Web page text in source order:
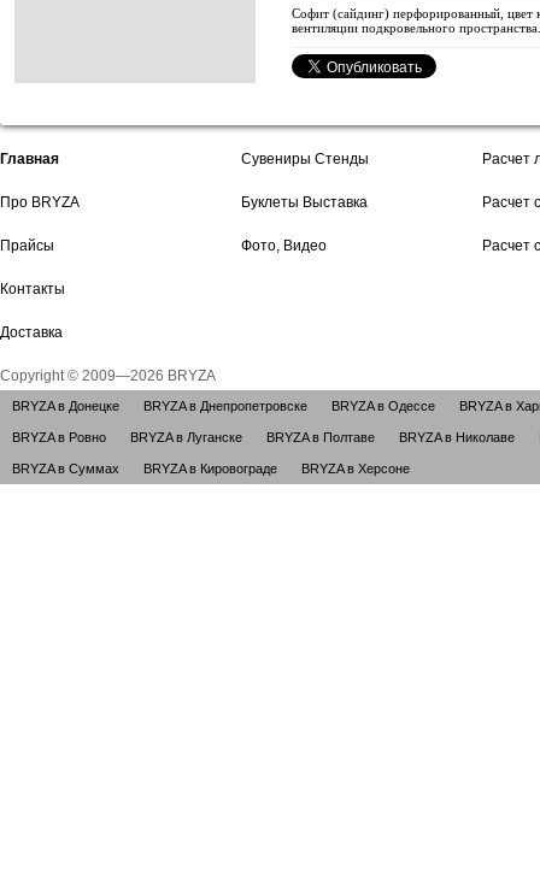
Софит (сайдинг) перфорированный, цвет
вентиляции подкровельного пространства.
Главная
Про BRYZA
Прайсы
Контакты
Доставка
Сувениры Стенды
Буклеты Выставка
Фото, Видео
Расчет
Расчет
Расчет
Copyright © 2009—2026 BRYZA
BRYZA в Донецке BRYZA в Днепропетровске BRYZA в Одессе BRYZA в
BRYZA в Ровно BRYZA в Луганске BRYZA в Полтаве BRYZA в Николаве
BRYZA в Суммах BRYZA в Кировограде BRYZA в Херсоне